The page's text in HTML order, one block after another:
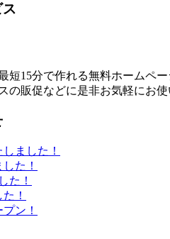
短15分で作れる無料ホームペ
の販促などに是非お気軽にお使
ました！
た！
た！
！
ン！